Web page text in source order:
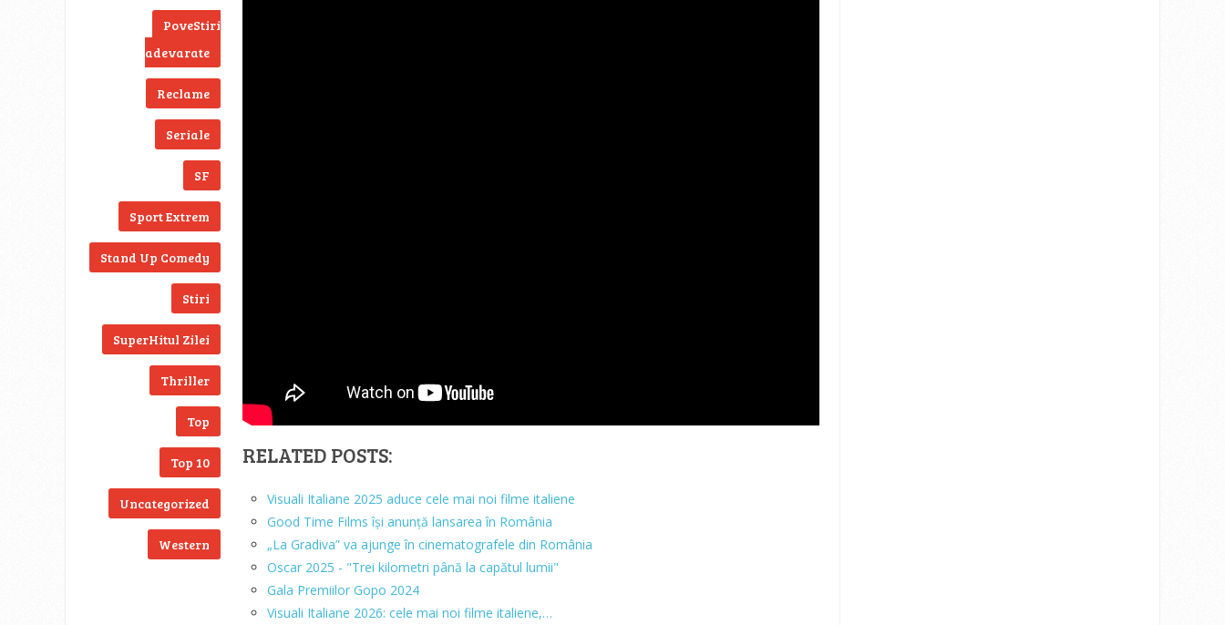
PoveStiri
adevarate
Reclame
Seriale
SF
Sport Extrem
Stand Up Comedy
Stiri
SuperHitul Zilei
Thriller
Top
Top 10
Uncategorized
Western
RELATED POSTS:
Visuali Italiane 2025 aduce cele mai noi filme italiene
Good Time Films își anunță lansarea în România
„La Gradiva” va ajunge în cinematografele din România
Oscar 2025 - "Trei kilometri până la capătul lumii"
Gala Premiilor Gopo 2024
Visuali Italiane 2026: cele mai noi filme italiene,…